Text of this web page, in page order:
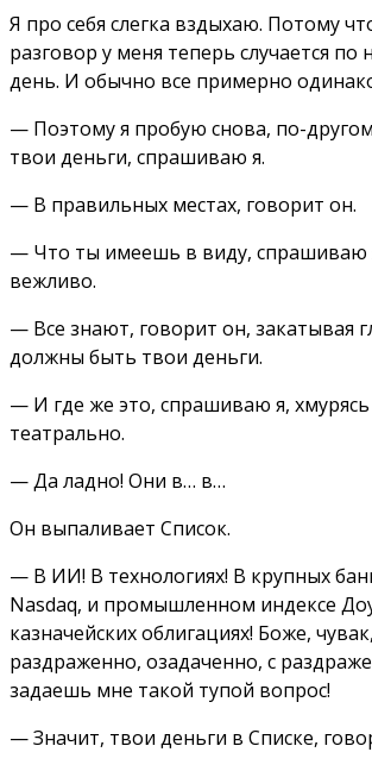
Я про себя слегка вздыхаю. Потому
разговор у меня теперь случается по
день. И обычно все примерно
— Поэтому я пробую снова, по-
твои деньги, спрашиваю я.
— В правильных местах, говорит он.
— Что ты имеешь в виду, спрашиваю
вежливо.
— Все знают, говорит он, закатывая
должны быть твои деньги.
— И где же это, спрашиваю я,
театрально.
— Да ладно! Они в… в…
Он выпаливает Список.
— В ИИ! В технологиях! В крупных
Nasdaq, и промышленном индексе
казначейских облигациях! Боже,
раздраженно, озадаченно, с
задаешь мне такой тупой вопрос!
— Значит, твои деньги в Списке,